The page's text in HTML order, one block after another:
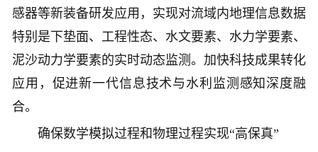
感器等新装备研发应用，实现对流域内地理信息数据
特别是下垫面、工程性态、水文要素、水力学要素、
泥沙动力学要素的实时动态监测。加快科技成果转化
应用，促进新一代信息技术与水利监测感知深度融
合。
确保数学模拟过程和物理过程实现“高保真”